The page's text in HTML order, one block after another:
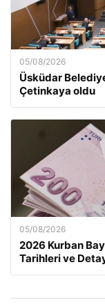
05/08/2026
Üsküdar
Çetinkaya oldu
05/08/2026
2026 Kurban
Tarihleri ve